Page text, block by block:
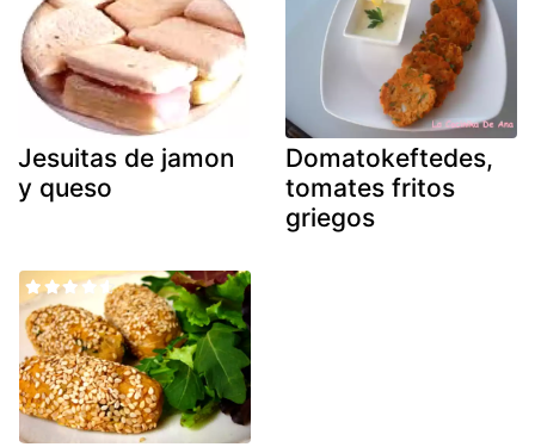
Jesuitas de jamon
y queso
Domatokeftedes,
tomates fritos
griegos